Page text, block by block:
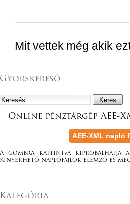
Mit vettek még akik
Gyorskereső
Online pénztárgép
A gombra kattintva kipróbálhatja
kinyerhető naplófájlok elemző és
Kategória